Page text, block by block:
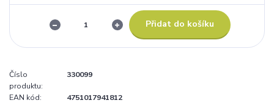
Přidat do košíku
Číslo
produktu:
330099
EAN kód: 4751017941812